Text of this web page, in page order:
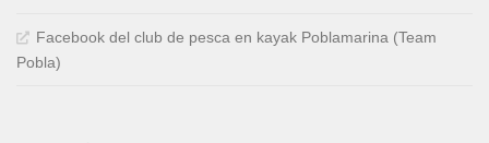
Facebook del club de pesca en kayak Poblamarina (Team
Pobla)